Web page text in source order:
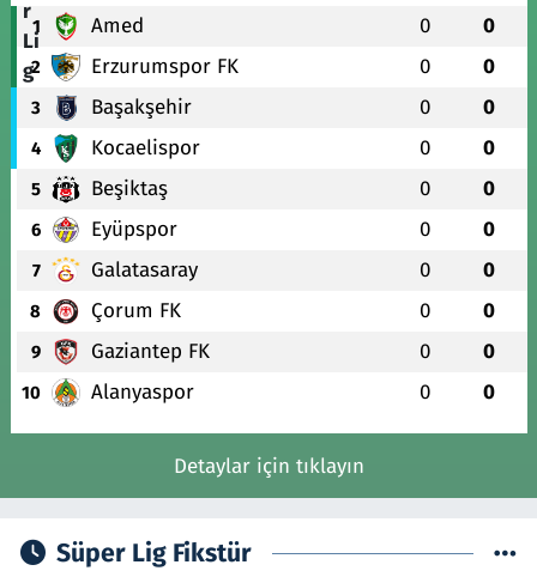
1 Amed 0 0
2 Erzurumspor FK 0 0
3 Başakşehir 0 0
4 Kocaelispor 0 0
5 Beşiktaş 0 0
6 Eyüpspor 0 0
7 Galatasaray 0 0
8 Çorum FK 0 0
9 Gaziantep FK 0 0
10 Alanyaspor 0 0
Detaylar için tıklayın
Süper Lig Fikstür